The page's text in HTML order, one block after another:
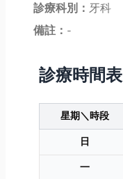
診療科別： 牙科
備註： -
診療時間表
星期＼時段
日
一